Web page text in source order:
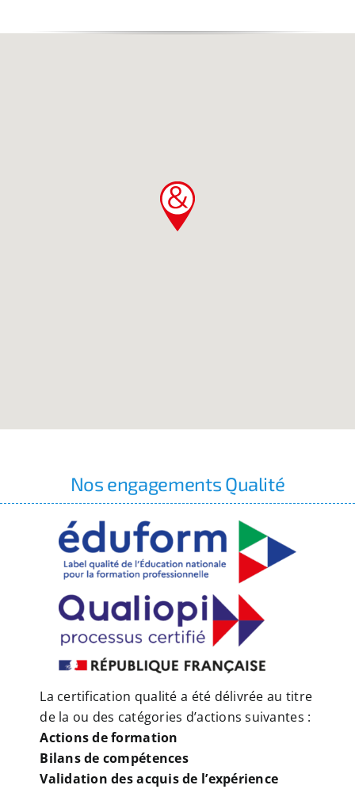
Nos engagements Qualité
La certification qualité a été délivrée au titre
de la ou des catégories d’actions suivantes :
Actions de formation
Bilans de compétences
Validation des acquis de l’expérience